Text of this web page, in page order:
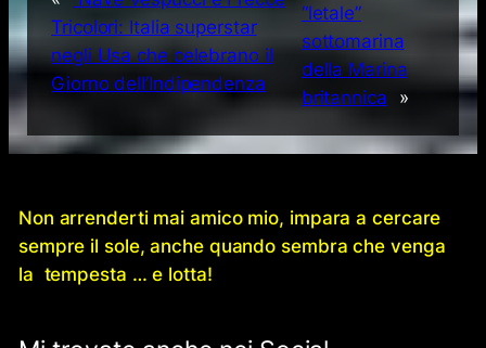
Tricolori: Italia superstar
negli Usa che celebrano il
Giorno dell’Indipendenza
“letale”
sottomarina
della Marina
britannica
»
Non arrenderti mai amico mio, impara a cercare
sempre il sole, anche quando sembra che venga
la tempesta … e lotta!